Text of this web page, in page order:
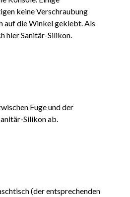
keine Verschraubung
auf die Winkel geklebt. Als
hier Sanitär-Silikon.
Fuge und der
Silikon ab.
(der entsprechenden